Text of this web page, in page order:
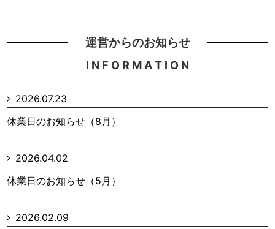
運営からのお知らせ
I N F O R M A T I O N
2026.07.23
休業日のお知らせ（8月）
2026.04.02
休業日のお知らせ（5月）
2026.02.09